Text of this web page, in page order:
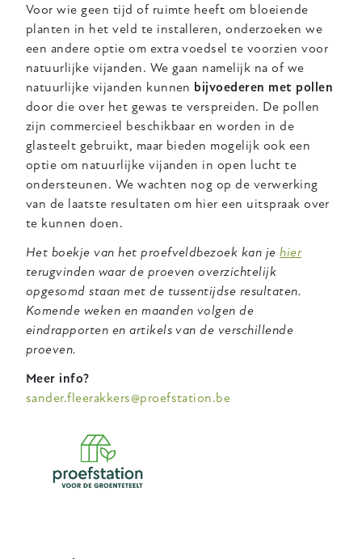
Voor wie geen tijd of ruimte heeft om bloeiende
planten in het veld te installeren, onderzoeken we
een andere optie om extra voedsel te voorzien voor
natuurlijke vijanden. We gaan namelijk na of we
natuurlijke vijanden kunnen bijvoederen met pollen
door die over het gewas te verspreiden. De pollen
zijn commercieel beschikbaar en worden in de
glasteelt gebruikt, maar bieden mogelijk ook een
optie om natuurlijke vijanden in open lucht te
ondersteunen. We wachten nog op de verwerking
van de laatste resultaten om hier een uitspraak over
te kunnen doen.
Het boekje van het proefveldbezoek kan jehier
terugvinden waar de proeven overzichtelijk
opgesomd staan met de tussentijdse resultaten.
Komende weken en maanden volgen de
eindrapporten en artikels van de verschillende
proeven.
Meer info?
sander.fleerakkers@proefstation.be